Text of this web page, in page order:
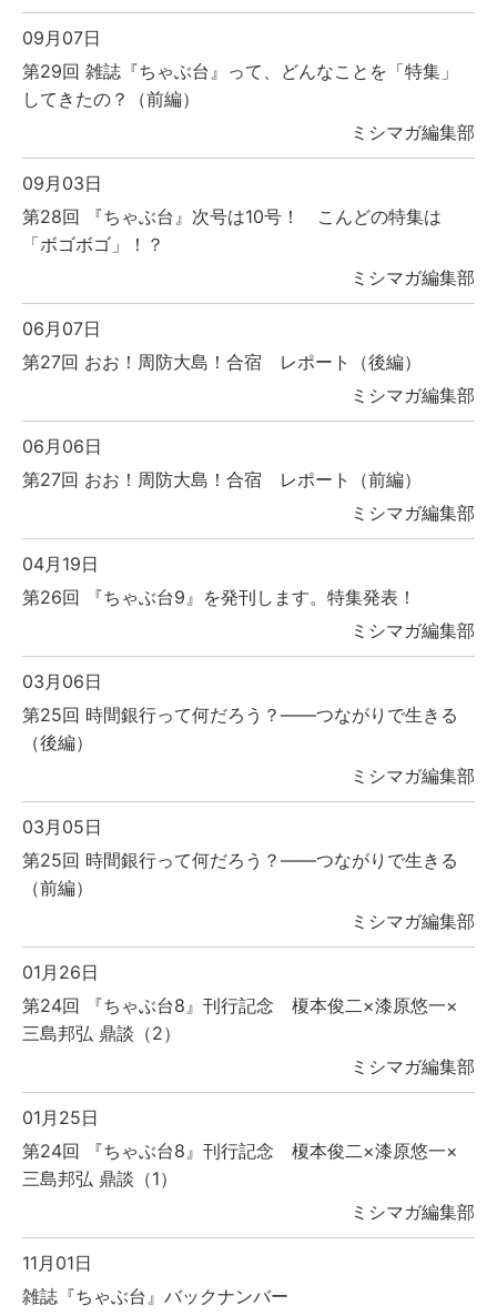
09月07日
第29回 雑誌『ちゃぶ台』って、どんなことを「特集」
してきたの？（前編）
ミシマガ編集部
09月03日
第28回 『ちゃぶ台』次号は10号！ こんどの特集は
「ボゴボゴ」！？
ミシマガ編集部
06月07日
第27回 おお！周防大島！合宿 レポート（後編）
ミシマガ編集部
06月06日
第27回 おお！周防大島！合宿 レポート（前編）
ミシマガ編集部
04月19日
第26回 『ちゃぶ台9』を発刊します。特集発表！
ミシマガ編集部
03月06日
第25回 時間銀行って何だろう？――つながりで生きる
（後編）
ミシマガ編集部
03月05日
第25回 時間銀行って何だろう？――つながりで生きる
（前編）
ミシマガ編集部
01月26日
第24回 『ちゃぶ台8』刊行記念 榎本俊二×漆原悠一×
三島邦弘 鼎談（2）
ミシマガ編集部
01月25日
第24回 『ちゃぶ台8』刊行記念 榎本俊二×漆原悠一×
三島邦弘 鼎談（1）
ミシマガ編集部
11月01日
雑誌『ちゃぶ台』バックナンバー